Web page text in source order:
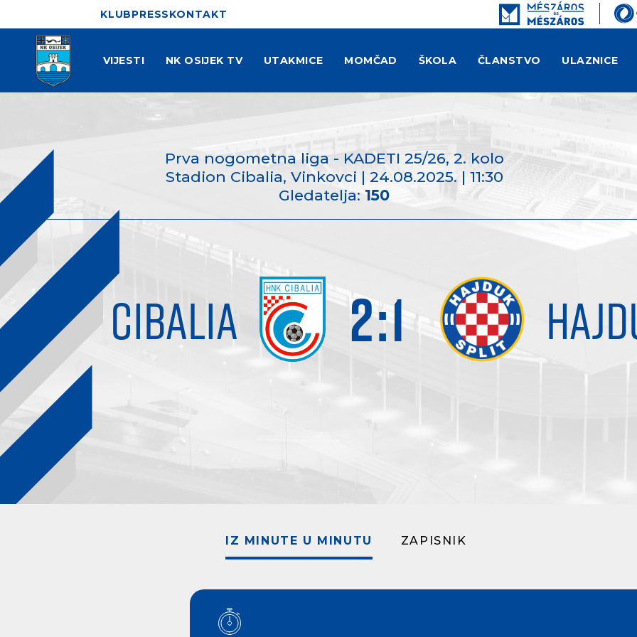
KLUBPRESSKONTAKT
VIJESTI NK OSIJEK TV UTAKMICE MOMČAD ŠKOLA ČLANSTVO ULAZNICE
Prva nogometna liga - KADETI 25/26, 2. kolo
Stadion Cibalia, Vinkovci | 24.08.2025. | 11:30
Gledatelja: 150
CIBALIA 2:1
IZ MINUTE U MINUTU ZAPISNIK